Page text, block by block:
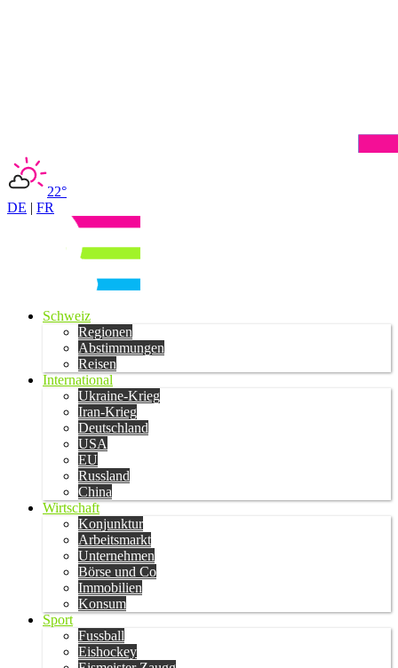
22°
DE | FR
Schweiz
Regionen
Abstimmungen
Reisen
International
Ukraine-Krieg
Iran-Krieg
Deutschland
USA
EU
Russland
China
Wirtschaft
Konjunktur
Arbeitsmarkt
Unternehmen
Börse und Co
Immobilien
Konsum
Sport
Fussball
Eishockey